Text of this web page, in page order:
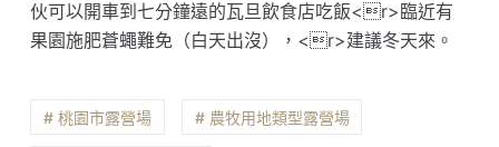
伙可以開車到七分鐘遠的瓦旦飲食店吃飯<r>臨近有
果園施肥蒼蠅難免（白天出沒），<r>建議冬天來。
# 桃園市露營場 # 農牧用地類型露營場